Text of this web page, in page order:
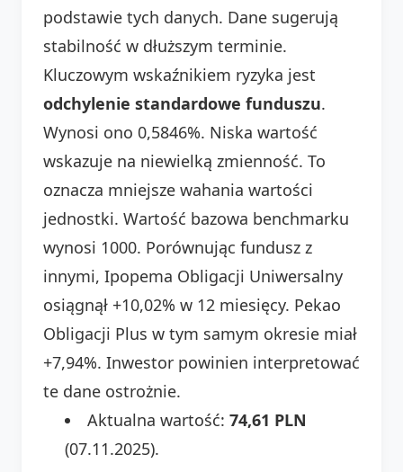
podstawie tych danych. Dane sugerują
stabilność w dłuższym terminie.
Kluczowym wskaźnikiem ryzyka jest
odchylenie standardowe funduszu.
Wynosi ono 0,5846%. Niska wartość
wskazuje na niewielką zmienność. To
oznacza mniejsze wahania wartości
jednostki. Wartość bazowa benchmarku
wynosi 1000. Porównując fundusz z
innymi, Ipopema Obligacji Uniwersalny
osiągnął +10,02% w 12 miesięcy. Pekao
Obligacji Plus w tym samym okresie miał
+7,94%. Inwestor powinien interpretować
te dane ostrożnie.
Aktualna wartość: 74,61 PLN
(07.11.2025).